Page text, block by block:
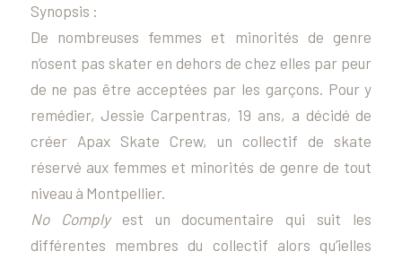
Synopsis :
De nombreuses femmes et minorités de genre
n’osent pas skater en dehors de chez elles par peur
de ne pas être acceptées par les garçons. Pour y
remédier, Jessie Carpentras, 19 ans, a décidé de
créer Apax Skate Crew, un collectif de skate
réservé aux femmes et minorités de genre de tout
niveau à Montpellier.
No Complyest un documentaire qui suit les
différentes membres du collectif alors qu’ielles